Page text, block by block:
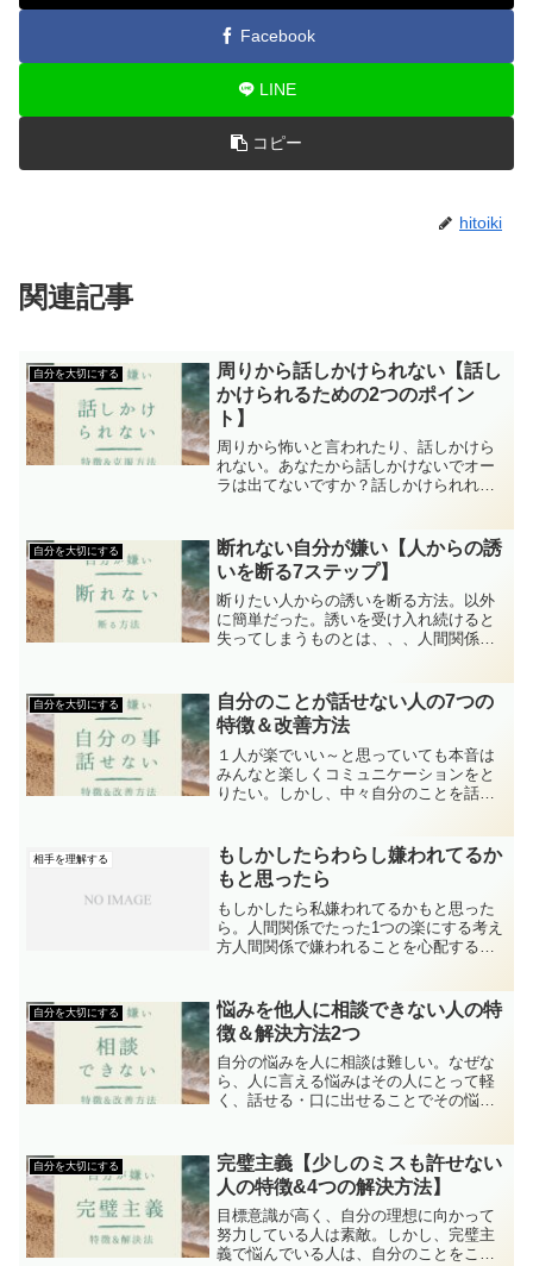
Facebook
LINE
コピー
hitoiki
関連記事
自分を大切にする
周りから話しかけられない【話し
かけられるための2つのポイン
ト】
周りから怖いと言われたり、話しかけら
れない。あなたから話しかけないでオー
ラは出てないですか？話しかけられれば
服方法まで解説していいます。
自分を大切にする
断れない自分が嫌い【人からの誘
いを断る7ステップ】
断りたい人からの誘いを断る方法。以外
に簡単だった。誘いを受け入れ続けると
失ってしまうものとは、、、人間関係を
自分を大切にする
自分のことが話せない人の7つの
特徴＆改善方法
１人が楽でいい～と思っていても本音は
みんなと楽しくコミュニケーションをと
りたい。しかし、中々自分のことを話せ
とありのまま自分手帳の活用法を解説し
ています。
相手を理解する
もしかしたらわらし嫌われてるか
もと思ったら
もしかしたら私嫌われてるかもと思った
ら。人間関係でたった1つの楽にする考え
方人間関係で嫌われることを心配する気
傾向があります。嫌われることは、自己
評価や自尊心に影響を与...
自分を大切にする
悩みを他人に相談できない人の特
徴＆解決方法2つ
自分の悩みを人に相談は難しい。なぜな
ら、人に言える悩みはその人にとって軽
く、話せる・口に出せることでその悩み
自分を大切にする
完璧主義【少しのミスも許せない
人の特徴&4つの解決方法】
目標意識が高く、自分の理想に向かって
努力している人は素敵。しかし、完璧主
義で悩んでいる人は、自分のことをこの